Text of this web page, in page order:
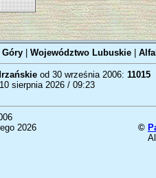
Województwo Lubuskie
od 30 września 2006: 11015
sierpnia 2026 / 09:23
2026
©